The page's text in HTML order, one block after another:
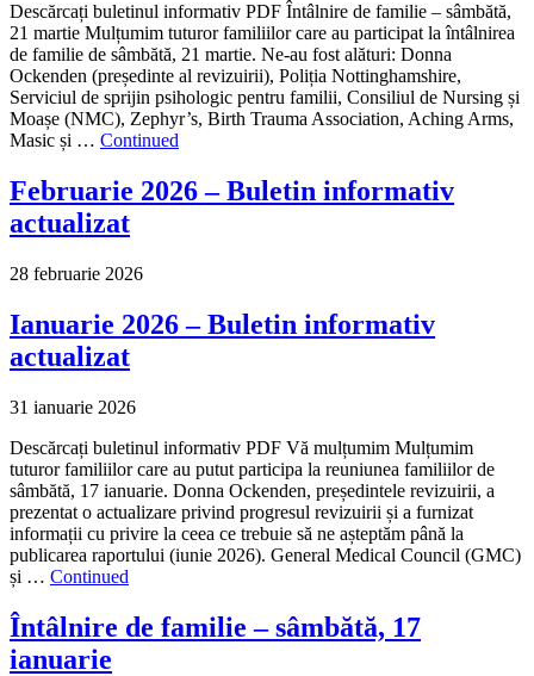
Descărcați buletinul informativ PDF Întâlnire de familie – sâmbătă,
21 martie Mulțumim tuturor familiilor care au participat la întâlnirea
de familie de sâmbătă, 21 martie. Ne-au fost alături: Donna
Ockenden (președinte al revizuirii), Poliția Nottinghamshire,
Serviciul de sprijin psihologic pentru familii, Consiliul de Nursing și
Moașe (NMC), Zephyr’s, Birth Trauma Association, Aching Arms,
Masic și … Continued
Februarie 2026 – Buletin informativ
actualizat
28 februarie 2026
Ianuarie 2026 – Buletin informativ
actualizat
31 ianuarie 2026
Descărcați buletinul informativ PDF Vă mulțumim Mulțumim
tuturor familiilor care au putut participa la reuniunea familiilor de
sâmbătă, 17 ianuarie. Donna Ockenden, președintele revizuirii, a
prezentat o actualizare privind progresul revizuirii și a furnizat
informații cu privire la ceea ce trebuie să ne așteptăm până la
publicarea raportului (iunie 2026). General Medical Council (GMC)
și … Continued
Întâlnire de familie – sâmbătă, 17
ianuarie